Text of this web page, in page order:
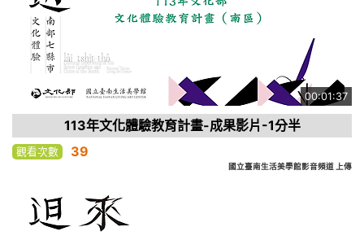
00:01:37
113年文化體驗教育計畫-成果影片-1分半
觀看次數 39
國立臺南生活美學館影音頻道 上傳